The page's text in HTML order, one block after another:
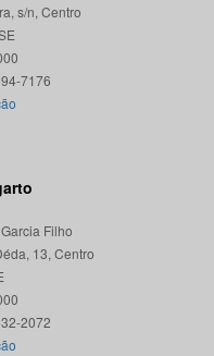
s/n, Centro
Filho
13, Centro